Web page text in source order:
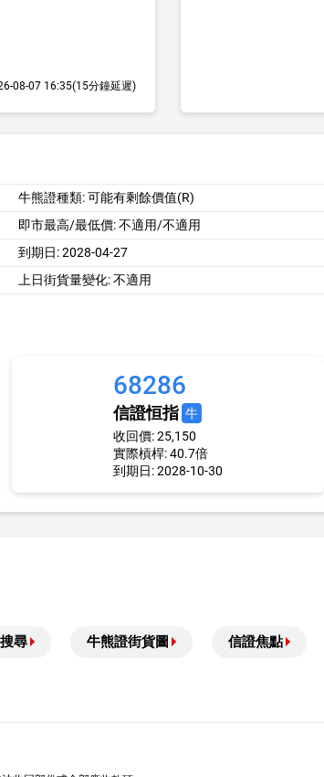
08-07 16:35(15分鐘延遲)
牛熊證種類: 可能有剩餘價值(R)
即市最高/最低價:不適用/不適用
到期日:2028-04-27
上日街貨量變化: 不適用
68286
信證恒指 牛
收回價: 25,150
實際槓桿: 40.7倍
到期日: 2028-10-30
尋 牛熊證街貨圖 信證焦點